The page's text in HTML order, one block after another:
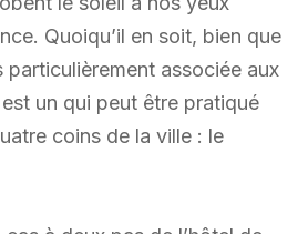
Quoiqu’il en soit, bien que
associée aux
un qui peut être pratiqué
coins de la ville : le